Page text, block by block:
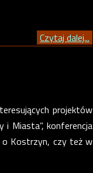
Czytaj dalej...
projektów
i Miasta”, konferencja
o Kostrzyn, czy też w